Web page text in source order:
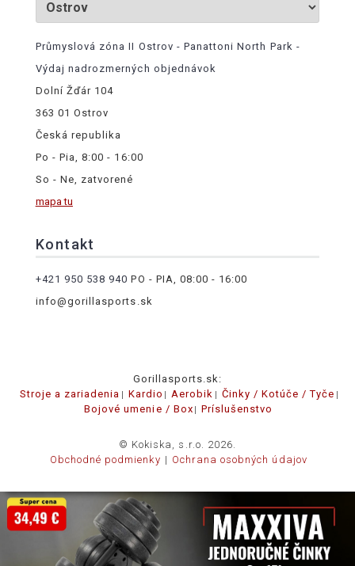
Průmyslová zóna II Ostrov - Panattoni North Park -
Výdaj nadrozmerných objednávok
Dolní Žďár 104
363 01 Ostrov
Česká republika
Po - Pia, 8:00 - 16:00
So - Ne, zatvorené
mapa tu
Kontakt
+421 950 538 940 PO - PIA, 08:00 - 16:00
info@gorillasports.sk
Gorillasports.sk:
Stroje a zariadenia
Kardio Aerobik
Činky / Kotúče / Tyče
Bojové umenie / Box
Príslušenstvo
© Kokiska, s.r.o. 2026.
Obchodné podmienky
Ochrana osobných údajov